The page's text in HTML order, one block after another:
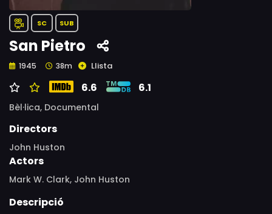
SC SUB
San Pietro
1945 38m Llista
6.6 6.1
Bèl·lica, Documental
Directors
John Huston
Actors
Mark W. Clark, John Huston
Descripció